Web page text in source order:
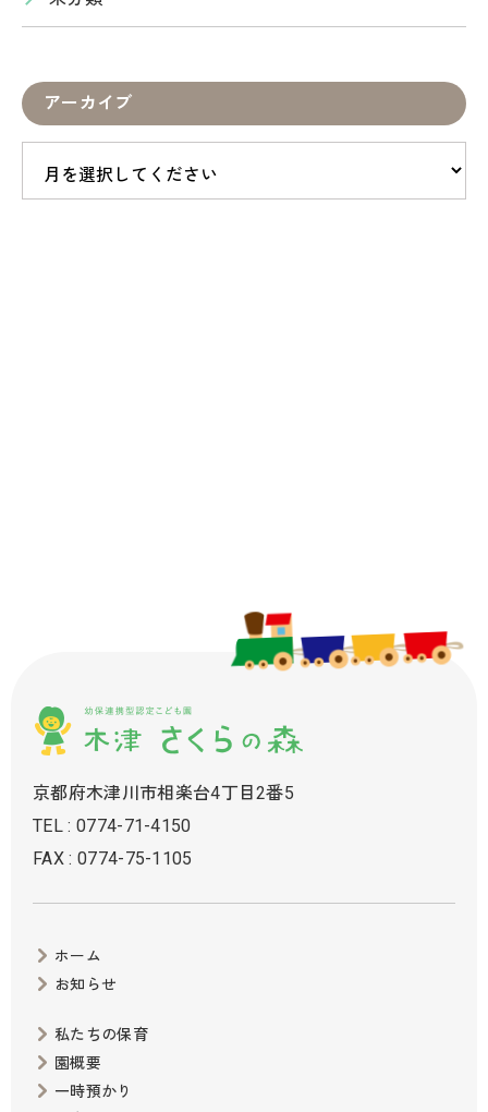
アーカイブ
京都府木津川市相楽台4丁目2番5
TEL : 0774-71-4150
FAX : 0774-75-1105
ホーム
お知らせ
私たちの保育
園概要
一時預かり